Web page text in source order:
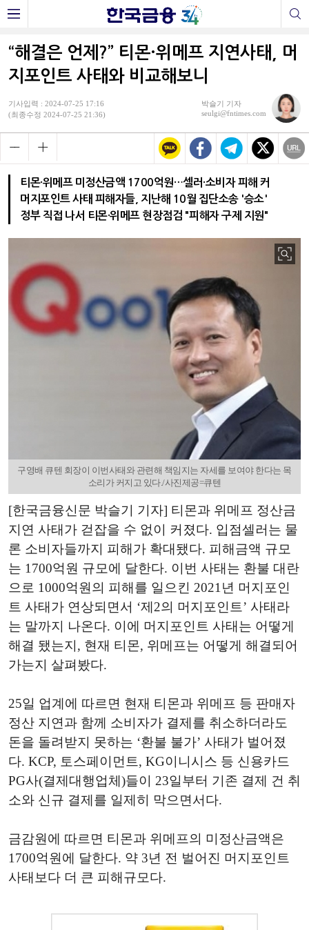
“해결은 언제?” 티몬·위메프 지연사태, 머
지포인트 사태와 비교해보니
기사입력 : 2024-07-25 17:16
(최종수정 2024-07-25 21:36)
박슬기 기자
seulgi@fntimes.com
티몬·위메프 미정산금액 1700억원…셀러·소비자 피해 커
머지포인트 사태 피해자들, 지난해 10월 집단소송 '승소'
정부 직접 나서 티몬·위메프 현장점검 "피해자 구제 지원"
구영배 큐텐 회장이 이번사태와 관련해 책임지는 자세를 보여야 한다는 목
소리가 커지고 있다./사진제공=큐텐
[한국금융신문 박슬기 기자] 티몬과 위메프 정산금
지연 사태가 걷잡을 수 없이 커졌다. 입점셀러는 물
론 소비자들까지 피해가 확대됐다. 피해금액 규모
는 1700억원 규모에 달한다. 이번 사태는 환불 대란
으로 1000억원의 피해를 일으킨 2021년 머지포인
트 사태가 연상되면서 ‘제2의 머지포인트’ 사태라
는 말까지 나온다. 이에 머지포인트 사태는 어떻게
해결 됐는지, 현재 티몬, 위메프는 어떻게 해결되어
가는지 살펴봤다.
25일 업계에 따르면 현재 티몬과 위메프 등 판매자
정산 지연과 함께 소비자가 결제를 취소하더라도
돈을 돌려받지 못하는 ‘환불 불가’ 사태가 벌어졌
다. KCP, 토스페이먼트, KG이니시스 등 신용카드
PG사(결제대행업체)들이 23일부터 기존 결제 건 취
소와 신규 결제를 일제히 막으면서다.
금감원에 따르면 티몬과 위메프의 미정산금액은
1700억원에 달한다. 약 3년 전 벌어진 머지포인트
사태보다 더 큰 피해규모다.